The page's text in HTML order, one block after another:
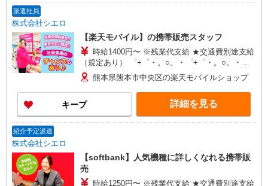
派遣社員
株式会社シエロ
【楽天モバイル】の携帯販売スタッフ
時給1400円〜 ※残業代支給 ★交通費別途支給
（規定あり） ゜+゜・。○。・゜+゜・。○。・゜
+゜ 入社祝い金10万円支給(規定有) お友達を紹介
頂くと, インセンティブ支給(規定有) ★月2回払
い・週払い可能（規程有）★ ゜・。○。・゜
+゜・。○。・゜+゜
熊本県熊本市中央区の楽天モバイルショップ
キープ 詳細を見る
紹介予定派遣
株式会社シエロ
【softbank】人気機種に詳しくなれる携帯販
売
時給1250円〜 ※残業代支給 ★交通費別途支給